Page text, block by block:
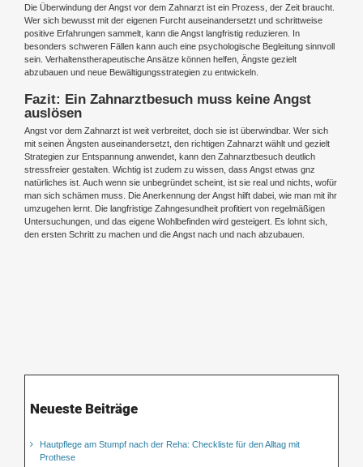
Die Überwindung der Angst vor dem Zahnarzt ist ein Prozess, der Zeit braucht.
Wer sich bewusst mit der eigenen Furcht auseinandersetzt und schrittweise
positive Erfahrungen sammelt, kann die Angst langfristig reduzieren. In
besonders schweren Fällen kann auch eine psychologische Begleitung sinnvoll
sein. Verhaltenstherapeutische Ansätze können helfen, Ängste gezielt
abzubauen und neue Bewältigungsstrategien zu entwickeln.
Fazit: Ein Zahnarztbesuch muss keine Angst
auslösen
Angst vor dem Zahnarzt ist weit verbreitet, doch sie ist überwindbar. Wer sich
mit seinen Ängsten auseinandersetzt, den richtigen Zahnarzt wählt und gezielt
Strategien zur Entspannung anwendet, kann den Zahnarztbesuch deutlich
stressfreier gestalten. Wichtig ist zudem zu wissen, dass Angst etwas gnz
natürliches ist. Auch wenn sie unbegründet scheint, ist sie real und nichts, wofür
man sich schämen muss. Die Anerkennung der Angst hilft dabei, wie man mit ihr
umzugehen lernt. Die langfristige Zahngesundheit profitiert von regelmäßigen
Untersuchungen, und das eigene Wohlbefinden wird gesteigert. Es lohnt sich,
den ersten Schritt zu machen und die Angst nach und nach abzubauen.
Neueste Beiträge
Hautpflege am Stumpf nach der Reha: Checkliste für den Alltag mit
Prothese